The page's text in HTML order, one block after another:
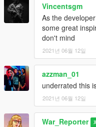
Vincentsgm
As the
some great
don't mind
2021년 06월 12일
azzman_01
underrated this
2021년 06월 12일
War_Reporter